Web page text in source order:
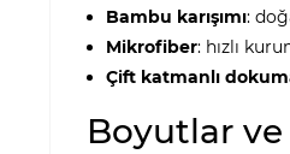
Bambu karışımı:
Mikrofiber: hızlı
Çift katmanlı
Boyutlar ve